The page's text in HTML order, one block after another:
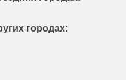
городах: